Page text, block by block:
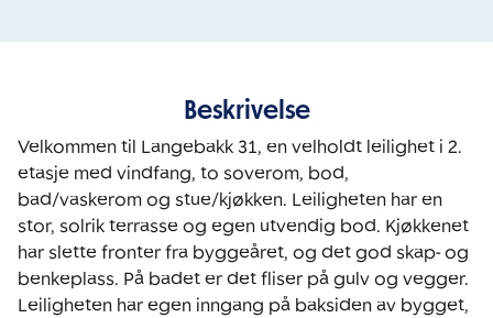
Beskrivelse
Velkommen til Langebakk 31, en velholdt leilighet i 2.
etasje med vindfang, to soverom, bod,
bad/vaskerom og stue/kjøkken. Leiligheten har en
stor, solrik terrasse og egen utvendig bod. Kjøkkenet
har slette fronter fra byggeåret, og det god skap- og
benkeplass. På badet er det fliser på gulv og vegger.
Leiligheten har egen inngang på baksiden av bygget,